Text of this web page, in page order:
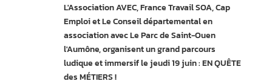
L'Association AVEC, France Travail SOA, Cap
Emploi et Le Conseil départemental en
association avec Le Parc de Saint-Ouen
l'Aumône, organisent un grand parcours
ludique et immersif le jeudi 19 juin : EN QUÊTE
des MÉTIERS !